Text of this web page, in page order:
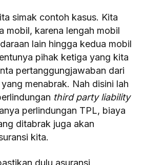
simak contoh kasus. Kita
mobil, karena lengah mobil
lain hingga kedua mobil
pihak ketiga yang kita
pertanggungjawaban dari
menabrak. Nah disini lah
third party liability
perlindungan TPL, biaya
ditabrak juga akan
kita.
dulu asuransi